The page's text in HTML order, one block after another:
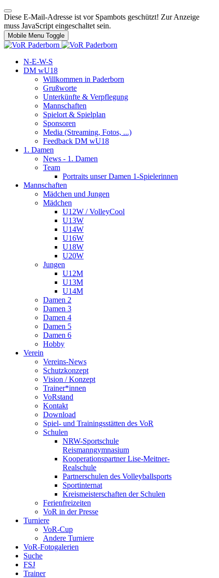
Diese E-Mail-Adresse ist vor Spambots geschützt! Zur Anzeige
muss JavaScript eingeschaltet sein.
Mobile Menu Toggle
N-E-W-S
DM wU18
Willkommen in Paderborn
Grußworte
Unterkünfte & Verpflegung
Mannschaften
Spielort & Spielplan
Sponsoren
Media (Streaming, Fotos, ...)
Feedback DM wU18
1. Damen
News - 1. Damen
Team
Portraits unser Damen 1-Spielerinnen
Mannschaften
Mädchen und Jungen
Mädchen
U12W / VolleyCool
U13W
U14W
U16W
U18W
U20W
Jungen
U12M
U13M
U14M
Damen 2
Damen 3
Damen 4
Damen 5
Damen 6
Hobby
Verein
Vereins-News
Schutzkonzept
Vision / Konzept
Trainer*innen
VoRstand
Kontakt
Download
Spiel- und Trainingsstätten des VoR
Schulen
NRW-Sportschule
Reismanngymnasium
Kooperationspartner Lise-Meitner-
Realschule
Partnerschulen des Volleyballsports
Sportinternat
Kreismeisterschaften der Schulen
Ferienfreizeiten
VoR in der Presse
Turniere
VoR-Cup
Andere Turniere
VoR-Fotogalerien
Suche
FSJ
Trainer